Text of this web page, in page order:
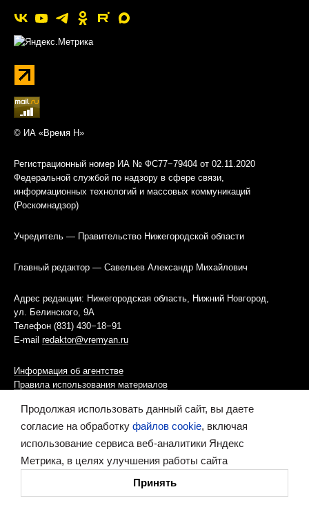
© ИА «Время Н»
Регистрационный номер ИА № ФС77−79404 от 02.11.2020
Федеральной службой по надзору в сфере связи,
информационных технологий и массовых коммуникаций
(Роскомнадзор)
Учредитель — Правительство Нижегородской области
Главный редактор — Савельев Александр Михайлович
Адрес редакции: Нижегородская область, Нижний Новгород,
ул. Белинского, 9А
Телефон (831) 430−18−91
E-mail redaktor@vremyan.ru
Информация об агентстве
Правила использования материалов
Информационная политика использования «cookies»-файлов
Ресурс содержит материалы 16+
Продолжая использовать данный сайт, вы даете
согласие на обработку файлов cookie, включая
использование сервиса веб-аналитики Яндекс
Метрика, в целях улучшения работы сайта
Принять